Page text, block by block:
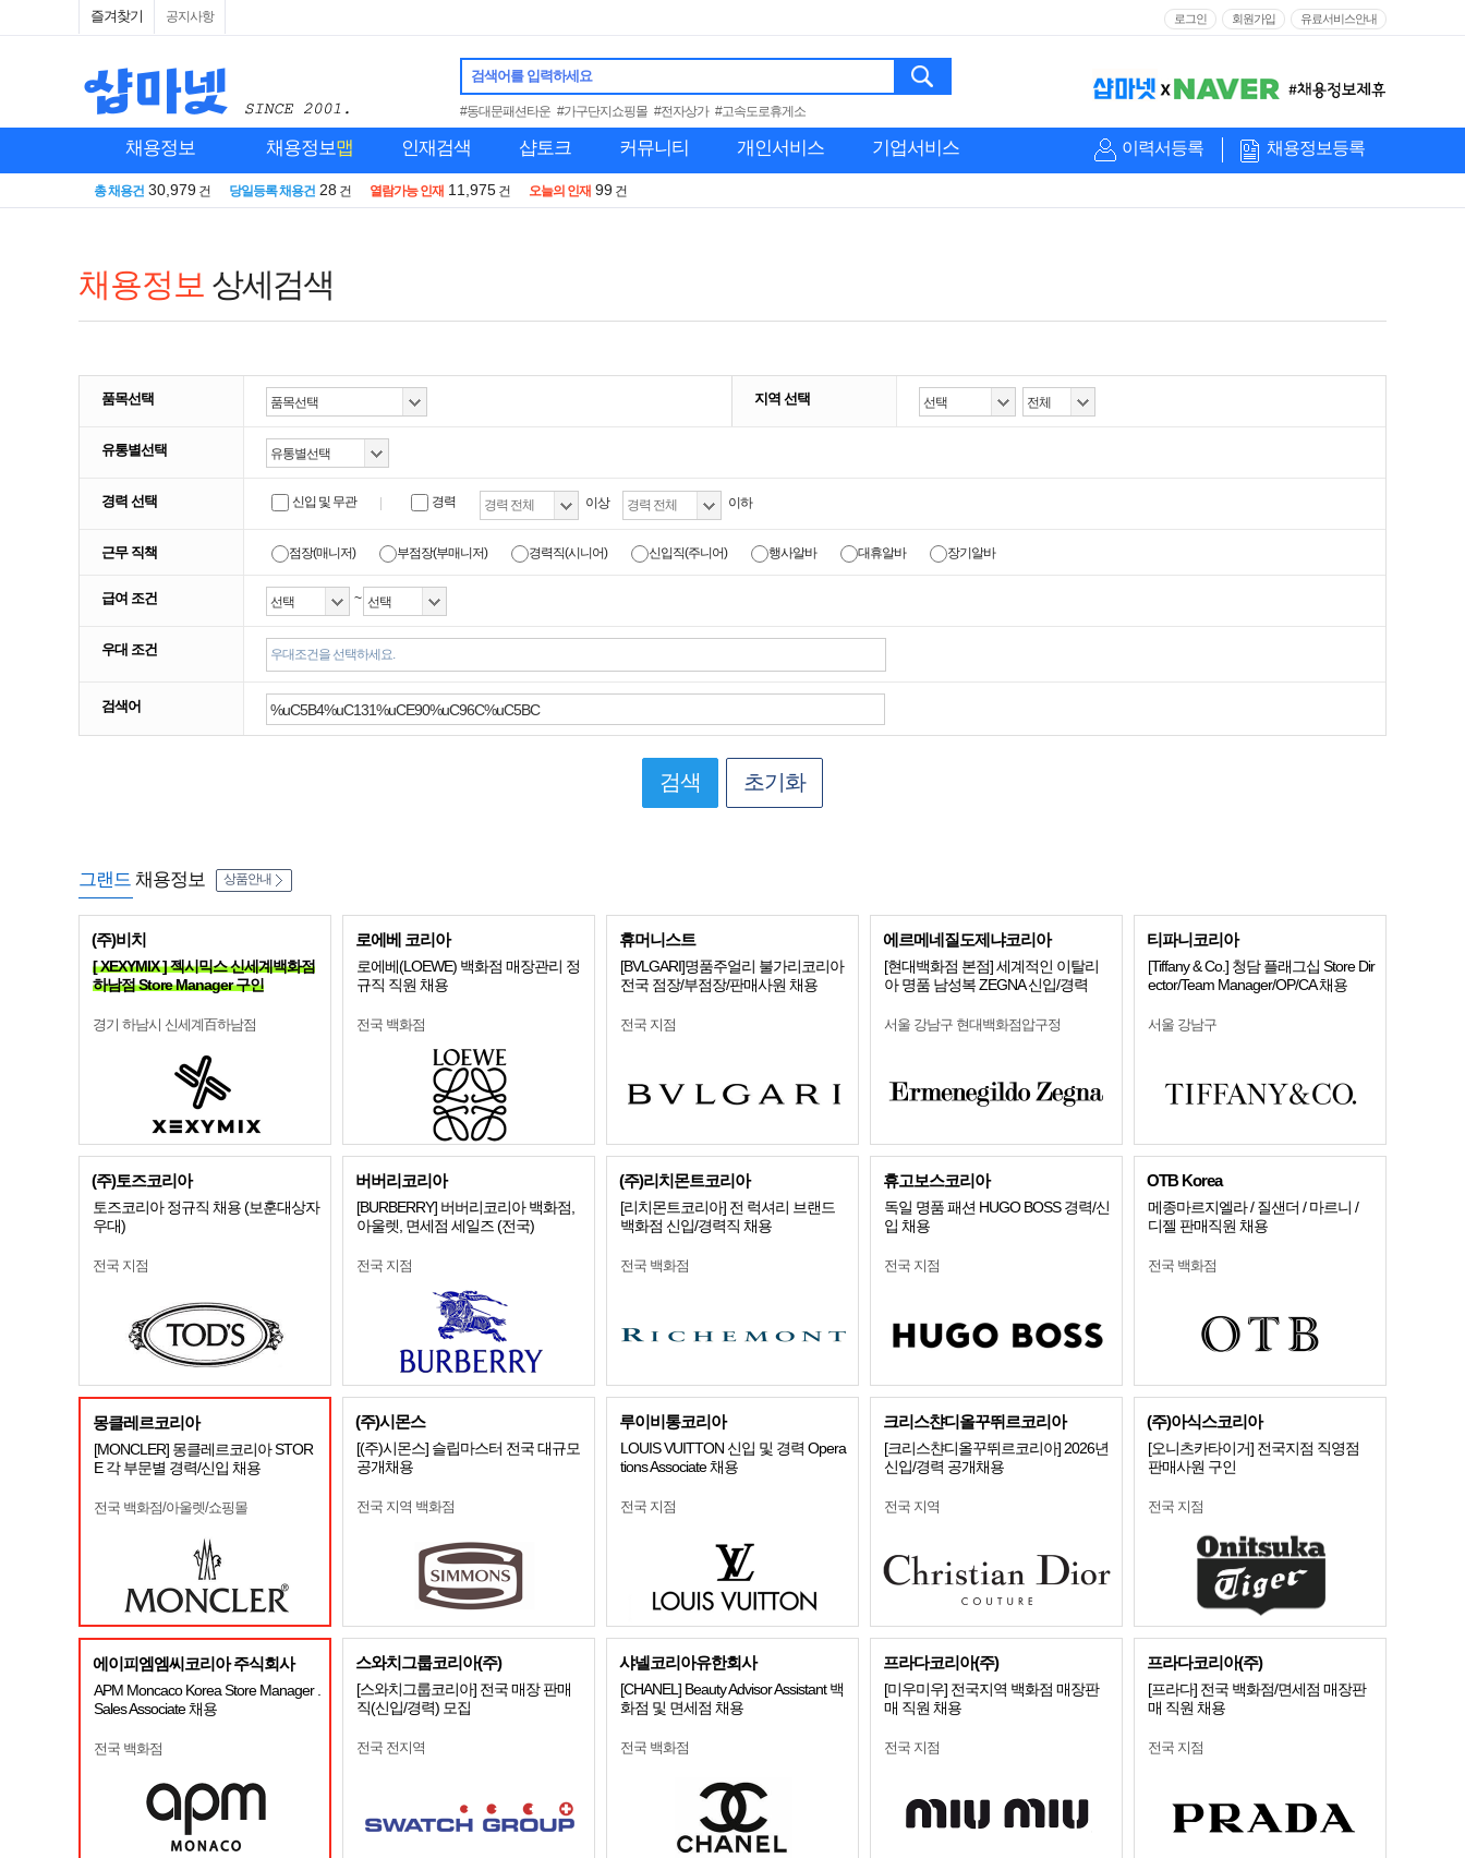
즐겨찾기 공지사항 로그인 회원가입 유료서비스안내
검색어를 입력하세요
#동대문패션타운 #가구단지쇼핑몰 #전자상가 #고속도로휴게소
채용정보 채용정보맵 인재검색 샵토크 커뮤니티 개인서비스 기업서비스 이력서등록 채용정보등록
총 채용건 30,979 건 당일등록 채용건 28 건 열람가능 인재 11,975 건 오늘의 인재 99 건
채용정보 상세검색
품목선택 지역 선택
유통별선택
경력 선택 신입 및 무관 경력 이상 이하
근무 직책 점장(매니저) 부점장(부매니저) 경력직(시니어) 신입직(주니어) 행사알바 대휴알바 장기알바
급여 조건 ~
우대 조건 우대조건을 선택하세요.
검색어
검색 초기화
그랜드 채용정보 상품안내
(주)비치
[ XEXYMIX ] 젝시믹스 신세계백화점
하남점 Store Manager 구인
경기 하남시 신세계百하남점
로에베 코리아
로에베(LOEWE) 백화점 매장관리 정
규직 직원 채용
전국 백화점
휴머니스트
[BVLGARI]명품주얼리 불가리코리아
전국 점장/부점장/판매사원 채용
전국 지점
에르메네질도제냐코리아
[현대백화점 본점] 세계적인 이탈리
아 명품 남성복 ZEGNA 신입/경력
서울 강남구 현대백화점압구정
티파니코리아
[Tiffany & Co.] 청담 플래그십 Store Dir
ector/Team Manager/OP/CA 채용
서울 강남구
(주)토즈코리아
토즈코리아 정규직 채용 (보훈대상자
우대)
전국 지점
버버리코리아
[BURBERRY] 버버리코리아 백화점,
아울렛, 면세점 세일즈 (전국)
전국 지점
(주)리치몬트코리아
[리치몬트코리아] 전 럭셔리 브랜드
백화점 신입/경력직 채용
전국 백화점
휴고보스코리아
독일 명품 패션 HUGO BOSS 경력/신
입 채용
전국 지점
OTB Korea
메종마르지엘라 / 질샌더 / 마르니 /
디젤 판매직원 채용
전국 백화점
몽클레르코리아
[MONCLER] 몽클레르코리아 STOR
E 각 부문별 경력/신입 채용
전국 백화점/아울렛/쇼핑몰
(주)시몬스
[(주)시몬스] 슬립마스터 전국 대규모
공개채용
전국 지역 백화점
루이비통코리아
LOUIS VUITTON 신입 및 경력 Opera
tions Associate 채용
전국 지점
크리스챤디올꾸뛰르코리아
[크리스챤디올꾸뛰르코리아] 2026년
신입/경력 공개채용
전국 지역
(주)아식스코리아
[오니츠카타이거] 전국지점 직영점
판매사원 구인
전국 지점
에이피엠엠씨코리아 주식회사
APM Moncaco Korea Store Manager .
Sales Associate 채용
전국 백화점
스와치그룹코리아(주)
[스와치그룹코리아] 전국 매장 판매
직(신입/경력) 모집
전국 전지역
샤넬코리아유한회사
[CHANEL] Beauty Advisor Assistant 백
화점 및 면세점 채용
전국 백화점
프라다코리아(주)
[미우미우] 전국지역 백화점 매장판
매 직원 채용
전국 지점
프라다코리아(주)
[프라다] 전국 백화점/면세점 매장판
매 직원 채용
전국 지점